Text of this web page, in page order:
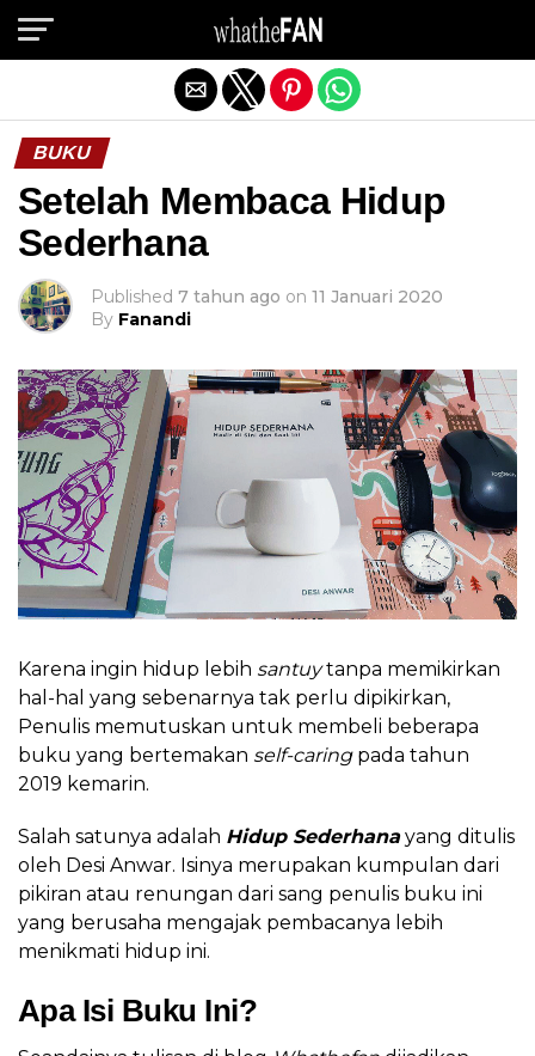
BUKU
Setelah Membaca Hidup
Sederhana
Published 7 tahun ago on 11 Januari 2020
By Fanandi
Karena ingin hidup lebih santuytanpa memikirkan
hal-hal yang sebenarnya tak perlu dipikirkan,
Penulis memutuskan untuk membeli beberapa
buku yang bertemakan self-caring pada tahun
2019 kemarin.
Salah satunya adalah Hidup Sederhana yang ditulis
oleh Desi Anwar. Isinya merupakan kumpulan dari
pikiran atau renungan dari sang penulis buku ini
yang berusaha mengajak pembacanya lebih
menikmati hidup ini.
Apa Isi Buku Ini?
Exit mobile version